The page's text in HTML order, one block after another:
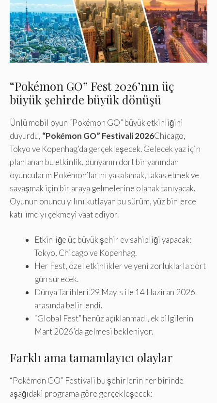
“Pokémon GO” Fest 2026’nın üç
büyük şehirde büyük dönüşü
Ünlü mobil oyun “Pokémon GO” büyük etkinliğini
duyurdu, “Pokémon GO” Festivali 2026Chicago,
Tokyo ve Kopenhag’da gerçekleşecek. Gelecek yaz için
planlanan bu etkinlik, dünyanın dört bir yanından
oyuncuların Pokémon’larını yakalamak, takas etmek ve
savaşmak için bir araya gelmelerine olanak tanıyacak.
Oyunun onuncu yılını kutlayan bu sürüm, yüz binlerce
katılımcıyı çekmeyi vaat ediyor.
Etkinliğe üç büyük şehir ev sahipliği yapacak:
Tokyo, Chicago ve Kopenhag.
Her Fest, özel etkinlikler ve yeni zorluklarla dört
gün sürecek.
Dünya Tarihleri ​​29 Mayıs ile 14 Haziran 2026
arasında belirlendi.
“Global Fest” henüz açıklanmadı, ek bilgilerin
Mart 2026’da gelmesi bekleniyor.
Farklı ama tamamlayıcı olaylar
“Pokémon GO” Festivali bu şehirlerin her birinde
aşağıdaki programa göre gerçekleşecek: